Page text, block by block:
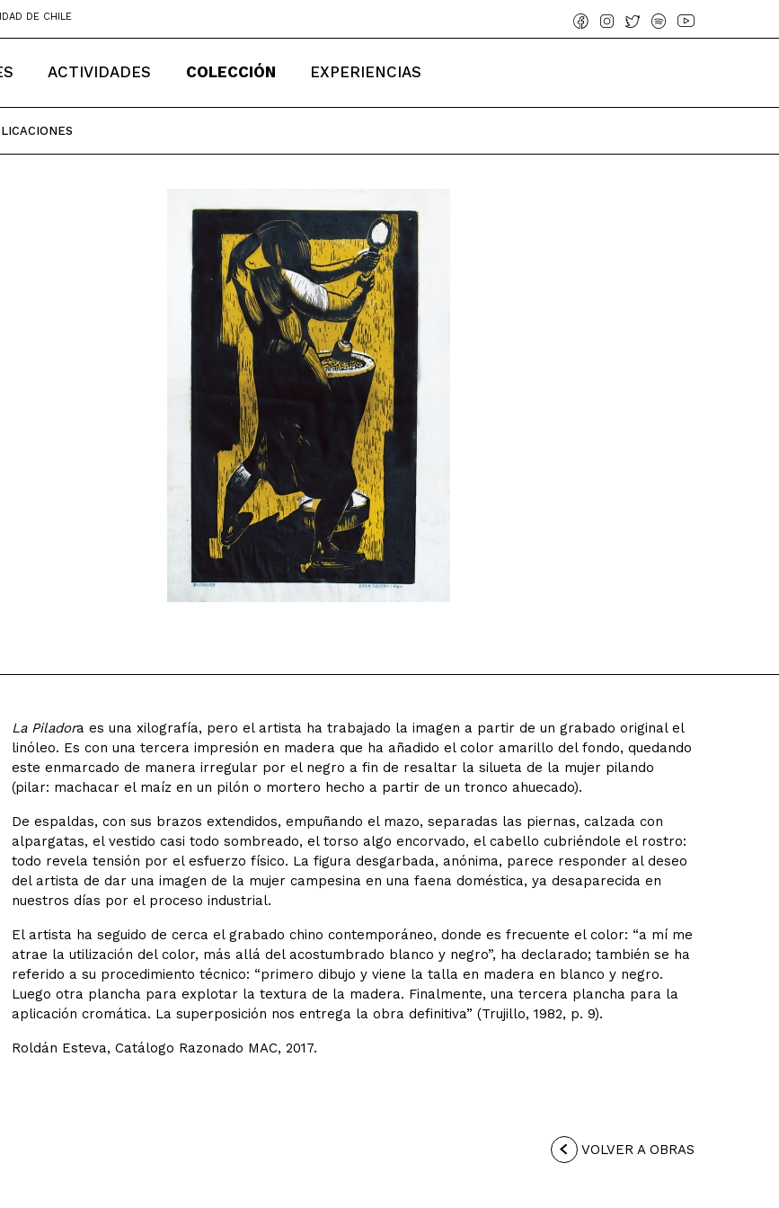
DE CHILE
ACTIVIDADES COLECCIÓN EXPERIENCIAS
La Piladora es una xilografía, pero el artista ha trabajado la imagen a partir de un grabado original el
linóleo. Es con una tercera impresión en madera que ha añadido el color amarillo del fondo, quedando
este enmarcado de manera irregular por el negro a fin de resaltar la silueta de la mujer pilando
(pilar: machacar el maíz en un pilón o mortero hecho a partir de un tronco ahuecado).
De espaldas, con sus brazos extendidos, empuñando el mazo, separadas las piernas, calzada con
alpargatas, el vestido casi todo sombreado, el torso algo encorvado, el cabello cubriéndole el rostro:
todo revela tensión por el esfuerzo físico. La figura desgarbada, anónima, parece responder al deseo
del artista de dar una imagen de la mujer campesina en una faena doméstica, ya desaparecida en
nuestros días por el proceso industrial.
El artista ha seguido de cerca el grabado chino contemporáneo, donde es frecuente el color: “a mí me
atrae la utilización del color, más allá del acostumbrado blanco y negro”, ha declarado; también se ha
referido a su procedimiento técnico: “primero dibujo y viene la talla en madera en blanco y negro.
Luego otra plancha para explotar la textura de la madera. Finalmente, una tercera plancha para la
aplicación cromática. La superposición nos entrega la obra definitiva” (Trujillo, 1982, p. 9).
Roldán Esteva, Catálogo Razonado MAC, 2017.
VOLVER A OBRAS